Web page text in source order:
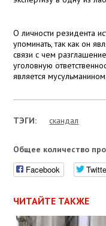
О личности резидента
упоминать, так как он
связи с чем
уголовную
является мусульманином.
ТЭГИ: скандал
Общее количество
Facebook
ЧИТАЙТЕ ТАКЖЕ